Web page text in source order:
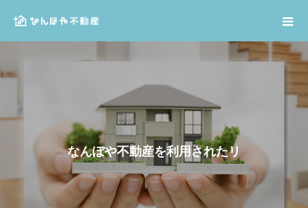
なんぼや不動産を利用さ れたリアルな 声